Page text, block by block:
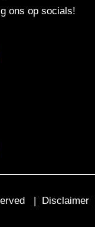
ons op socials!
| Disclaimer